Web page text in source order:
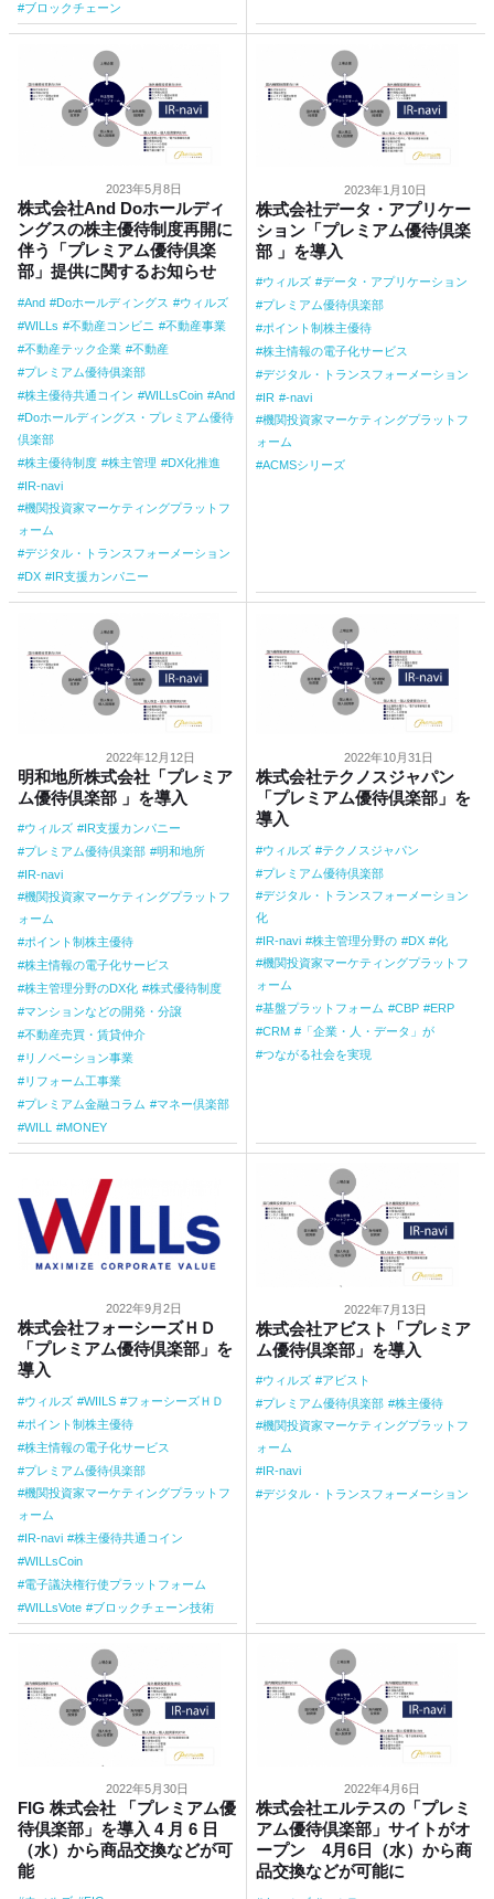
ブロックチェーン
2023年5月8日
株式会社And Doホールディ
ングスの株主優待制度再開に
伴う「プレミアム優待倶楽
部」提供に関するお知らせ
And Doホールディングス
ウィルズ
WILLs
不動産コンビニ
不動産事業
不動産テック企業
不動産
プレミアム優待俱楽部
株主優待共通コイン
WILLsCoin
And
Doホールディングス・プレミアム優待
倶楽部
株主優待制度
株主管理
DX化推進
IR-navi
機関投資家マーケティングプラットフ
ォーム
デジタル・トランスフォーメーション
DX
IR支援カンパニー
2023年1月10日
株式会社データ・アプリケー
ション「プレミアム優待倶楽
部 」を導入
ウィルズ
データ・アプリケーション
プレミアム優待倶楽部
ポイント制株主優待
株主情報の電子化サービス
デジタル・トランスフォーメーション
IR
-navi
機関投資家マーケティングプラットフ
ォーム
ACMSシリーズ
2022年12月12日
明和地所株式会社「プレミア
ム優待倶楽部 」を導入
ウィルズ
IR支援カンパニー
プレミアム優待倶楽部
明和地所
IR-navi
機関投資家マーケティングプラットフ
ォーム
ポイント制株主優待
株主情報の電子化サービス
株主管理分野のDX化
株式優待制度
マンションなどの開発・分譲
不動産売買・賃貸仲介
リノベーション事業
リフォーム工事業
プレミアム金融コラム
マネー倶楽部
WILL
MONEY
2022年10月31日
株式会社テクノスジャパン
「プレミアム優待倶楽部」を
導入
ウィルズ
テクノスジャパン
プレミアム優待倶楽部
デジタル・トランスフォーメーション
化
IR-navi
株主管理分野の DX
化
機関投資家マーケティングプラットフ
ォーム
基盤プラットフォーム
CBP
ERP
CRM
「企業・人・データ」が
つながる社会を実現
2022年9月2日
株式会社フォーシーズＨＤ
「プレミアム優待倶楽部」を
導入
ウィルズ WIILS
フォーシーズＨＤ
ポイント制株主優待
株主情報の電子化サービス
プレミアム優待倶楽部
機関投資家マーケティングプラットフ
ォーム
IR-navi
株主優待共通コイン
WILLsCoin
電子議決権行使プラットフォーム
WILLsVote
ブロックチェーン技術
2022年7月13日
株式会社アビスト「プレミア
ム優待倶楽部」を導入
ウィルズ
アビスト
プレミアム優待倶楽部
株主優待
機関投資家マーケティングプラットフ
ォーム
IR-navi
デジタル・トランスフォーメーション
2022年5月30日
FIG 株式会社 「プレミアム優
待倶楽部」を導入 4 月 6 日
（水）から商品交換などが可
能
2022年4月6日
株式会社エルテスの「プレミ
アム優待倶楽部」サイトがオ
ープン 4月6日（水）から商
品交換などが可能に